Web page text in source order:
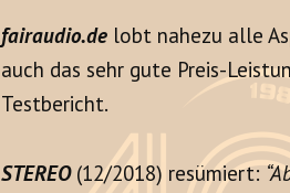
fairaudio.de lobt nahezu alle
auch das sehr gute Preis-
Testbericht.
STEREO (12/2018) resümiert: